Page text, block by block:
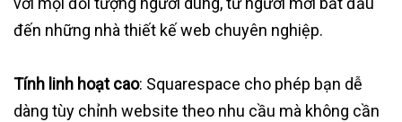
đến những nhà thiết kế web chuyên nghiệp.
Tính linh hoạt cao: Squarespace cho phép bạn dễ
dàng tùy chỉnh website theo nhu cầu mà không cần